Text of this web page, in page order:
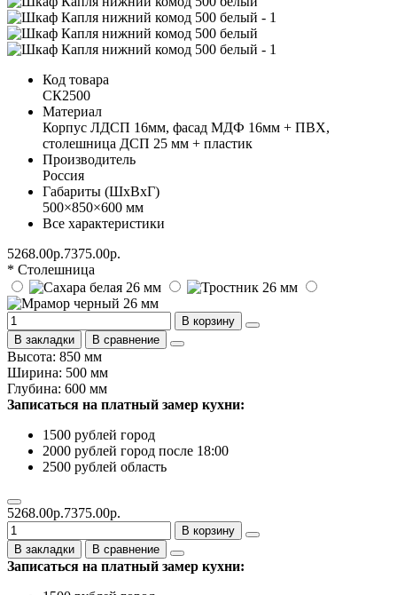
Код товара
СК2500
Материал
Корпус ЛДСП 16мм, фасад МДФ 16мм + ПВХ,
столешница ДСП 25 мм + пластик
Производитель
Россия
Габариты (ШхВхГ)
500×850×600 мм
Все характеристики
5268.00р.7375.00р.
* Столешница
В корзину
В закладки
В сравнение
Высота: 850 мм
Ширина: 500 мм
Глубина: 600 мм
Записаться на платный замер кухни:
1500 рублей город
2000 рублей город после 18:00
2500 рублей область
5268.00р.7375.00р.
В корзину
В закладки
В сравнение
Записаться на платный замер кухни: